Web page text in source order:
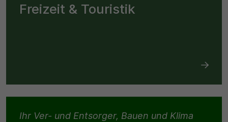
Freizeit & Touristik
Ihr Ver- und Entsorger, Bauen und Klima